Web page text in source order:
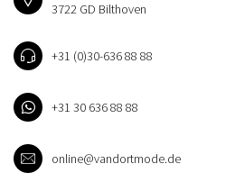
3722 GD Bilthoven
+31 (0)30-636 88 88
+31 30 636 88 88
online@vandortmode.de